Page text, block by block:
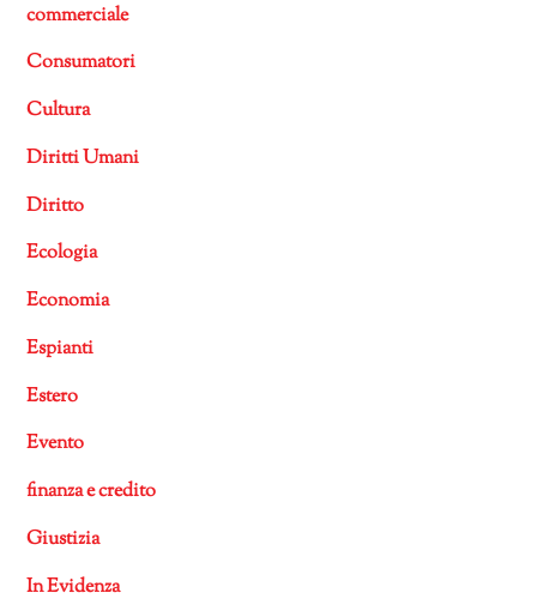
commerciale
Consumatori
Cultura
Diritti Umani
Diritto
Ecologia
Economia
Espianti
Estero
Evento
finanza e credito
Giustizia
In Evidenza